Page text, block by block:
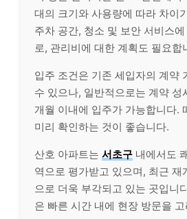
대의 크기와 사용량에 따라 차이
주차 공간, 청소 및 보안 서비스
로, 관리비에 대한 계획도 필요합
입주 조건은 기존 세입자의 계약
수 있으나, 일반적으로는 계약 성
개월 이내에 입주가 가능합니다.
미리 확인하는 것이 좋습니다.
산호 아파트는 서초구 내에서도
역으로 평가받고 있으며, 최근 재
으로 더욱 부각되고 있는 곳입니
은 빠른 시간 내에 현장 방문을